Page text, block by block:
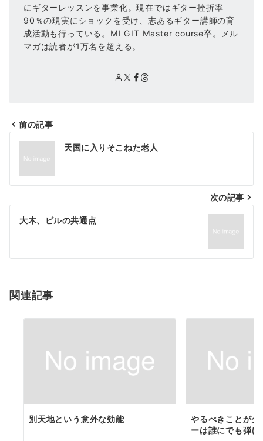
にギターレッスンを事業化。現在ではギター挫折率
90％の現実にショックを受け、志あるギター講師の育
成活動も行っている。MI GIT Master course卒。メル
マガは読者が1万名を超える。
投
ナ
ビ
ゲ
シ
ン
前の記事
天国に入りそこねた老人
次の記事
大木、ビルの共通点
関連記事
別天地という意外な効能
やるべきことが
ーは誰にでも弾け